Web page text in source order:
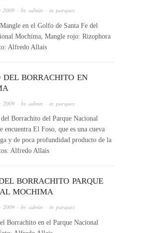
2009 · by admin · in parques
en el Golfo de Santa Fe del
Mochima, Mangle rojo: Rizophora
Alfredo Allais
DEL BORRACHITO EN
2009 · by admin · in parques
Borrachito del Parque Nacional
encuentra El Foso, que es una cueva
y de poca profundidad producto de la
Alfredo Allais
BORRACHITO PARQUE
MOCHIMA
2009 · by admin · in parques
Borrachito en el Parque Nacional